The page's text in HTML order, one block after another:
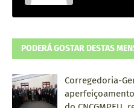
PODERÁ GOSTAR DESTAS
Corregedoria-